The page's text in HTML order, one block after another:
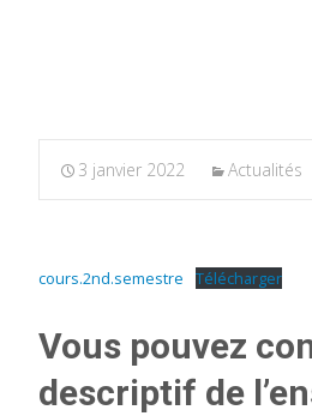
3 janvier 2022 Actualités
cours.2nd.semestre Télécharger
Vous pouvez
descriptif de